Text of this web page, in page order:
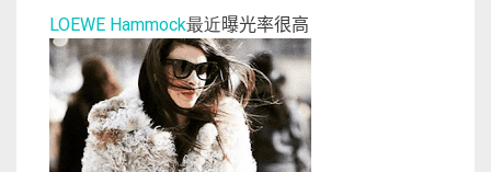
LOEWE Hammock最近曝光率很高